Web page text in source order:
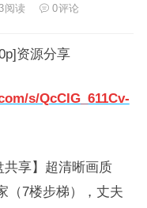
阅读 0评论
资源分享
s/QcCIG_611Cv-
共享】超清晰画质
（7楼步梯），丈夫